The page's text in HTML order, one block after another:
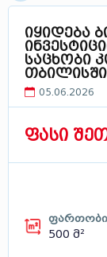
იყიდება
საცხობი
თბილისში
05.06.2026
ფასი
500 მ²